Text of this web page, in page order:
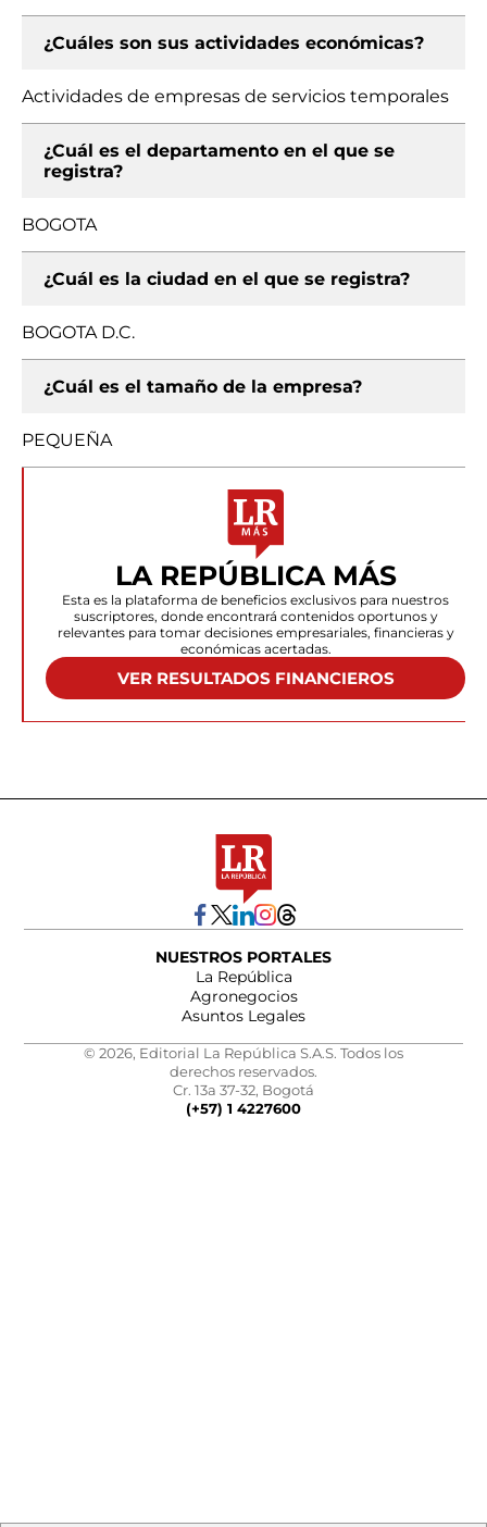
¿Cuáles son sus actividades económicas?
Actividades de empresas de servicios temporales
¿Cuál es el departamento en el que se
registra?
BOGOTA
¿Cuál es la ciudad en el que se registra?
BOGOTA D.C.
¿Cuál es el tamaño de la empresa?
PEQUEÑA
LA REPÚBLICA MÁS
Esta es la plataforma de beneficios exclusivos para nuestros
suscriptores, donde encontrará contenidos oportunos y
relevantes para tomar decisiones empresariales, financieras y
económicas acertadas.
VER RESULTADOS FINANCIEROS
NUESTROS PORTALES
La República
Agronegocios
Asuntos Legales
© 2026, Editorial La República S.A.S. Todos los
derechos reservados.
Cr. 13a 37-32, Bogotá
(+57) 1 4227600